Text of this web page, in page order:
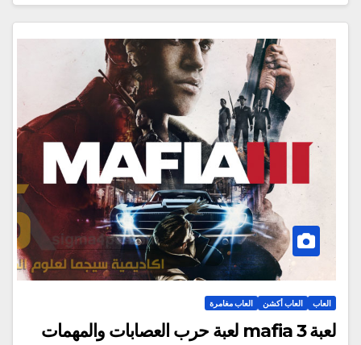
العاب العاب أكشن العاب مغامرة
لعبة mafia 3 لعبة حرب العصابات والمهمات